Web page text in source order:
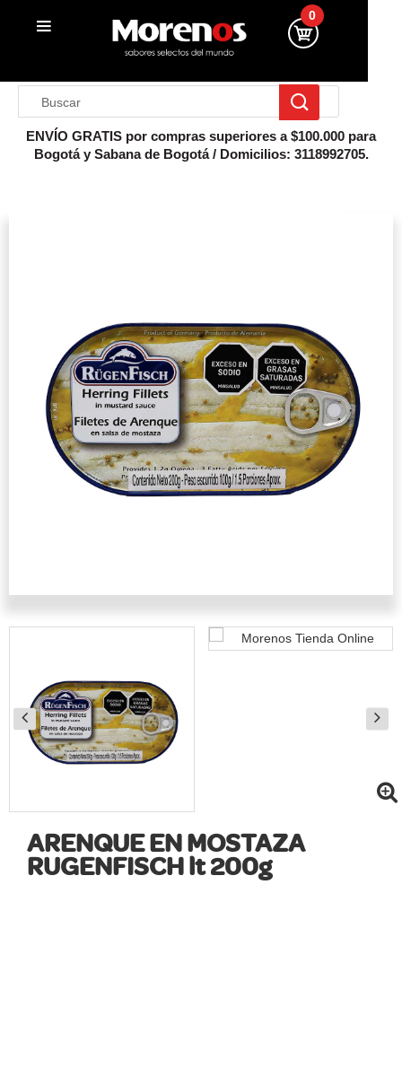
0
ENVÍO GRATIS por compras superiores a $100.000 para
Bogotá y Sabana de Bogotá / Domicilios: 3118992705.
ARENQUE EN MOSTAZA
RUGENFISCH lt 200g